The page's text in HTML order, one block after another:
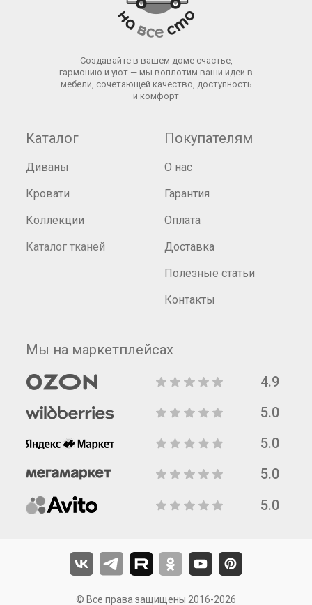
Создавайте в вашем доме счастье,
гармонию и уют — мы воплотим ваши идеи в
мебели, сочетающей качество, доступность
и комфорт
Каталог
Диваны
Кровати
Коллекции
Каталог тканей
Покупателям
О нас
Гарантия
Оплата
Доставка
Полезные статьи
Контакты
Мы на маркетплейсах
4.9
5.0
5.0
5.0
5.0
© Все права защищены 2016-2026